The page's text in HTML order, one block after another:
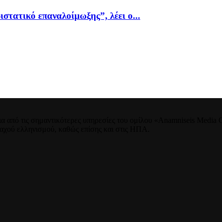
επαναλοίμωξης”, λέει ο...